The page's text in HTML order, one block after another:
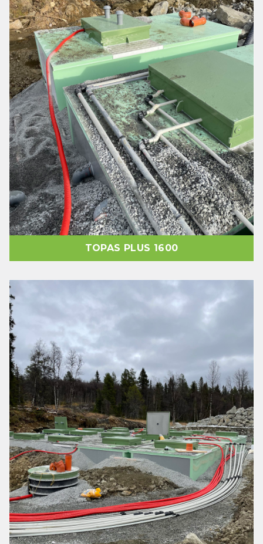
TOPAS PLUS 1600